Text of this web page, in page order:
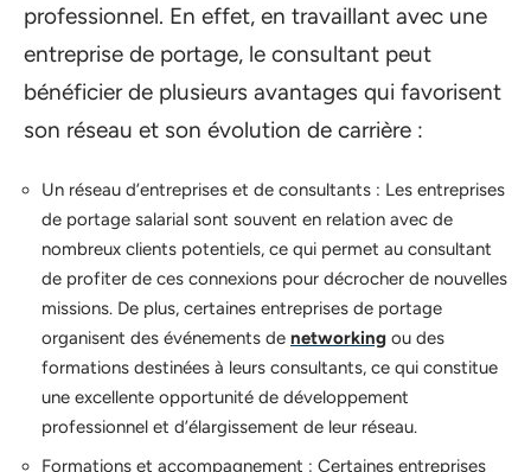
professionnel. En effet, en travaillant avec une
entreprise de portage, le consultant peut
bénéficier de plusieurs avantages qui favorisent
son réseau et son évolution de carrière :
Un réseau d’entreprises et de consultants : Les entreprises
de portage salarial sont souvent en relation avec de
nombreux clients potentiels, ce qui permet au consultant
de profiter de ces connexions pour décrocher de nouvelles
missions. De plus, certaines entreprises de portage
organisent des événements de networking ou des
formations destinées à leurs consultants, ce qui constitue
une excellente opportunité de développement
professionnel et d’élargissement de leur réseau.
Formations et accompagnement : Certaines entreprises